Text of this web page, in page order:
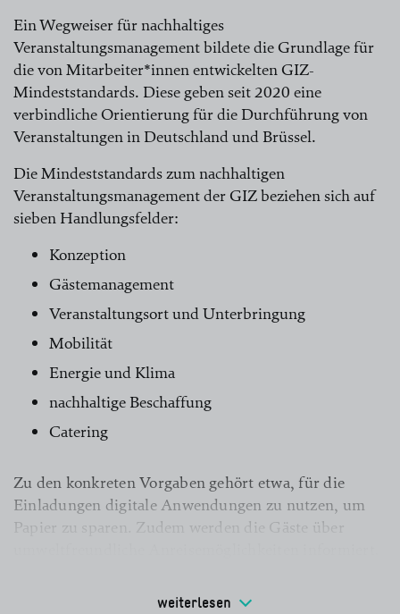
Ein Wegweiser für nachhaltiges
Veranstaltungsmanagement bildete die Grundlage für
die von Mitarbeiter*innen entwickelten GIZ-
Mindeststandards. Diese geben seit 2020 eine
verbindliche Orientierung für die Durchführung von
Veranstaltungen in Deutschland und Brüssel.
Die Mindeststandards zum nachhaltigen
Veranstaltungsmanagement der GIZ beziehen sich auf
sieben Handlungsfelder:
Konzeption
Gästemanagement
Veranstaltungsort und Unterbringung
Mobilität
Energie und Klima
nachhaltige Beschaffung
Catering
Zu den konkreten Vorgaben gehört etwa, für die
Einladungen digitale Anwendungen zu nutzen, um
Papier zu sparen. Zudem werden die Gäste über
grundsätzlich mit dem Fairtrade-Siegel zertifiziert
weiterlesen